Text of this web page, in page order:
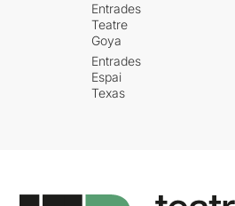
Entrades
Teatre
Goya
Entrades
Espai
Texas